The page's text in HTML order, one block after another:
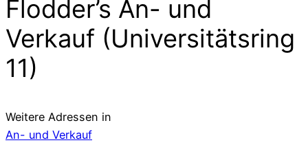
Flodder’s An- und
Verkauf (Universitätsring
11)
Weitere Adressen in
An- und Verkauf